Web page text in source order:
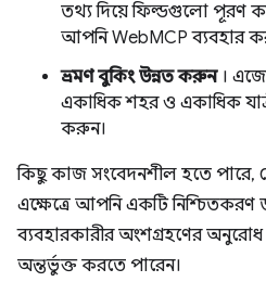
তথ্য দিয়ে ফিল্ডগুলো পূরণ
আপনি WebMCP ব্যবহার
ভ্রমণ বুকিং উন্নত করুন।
একাধিক শহর ও একাধিক
করুন।
কিছু কাজ সংবেদনশীল হতে পারে,
এক্ষেত্রে আপনি একটি নিশ্চিতকরণ
ব্যবহারকারীর অংশগ্রহণের
অন্তর্ভুক্ত করতে পারেন।